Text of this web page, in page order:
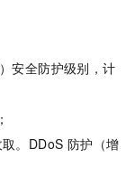
安全防护级别，计
取。DDoS 防护（增